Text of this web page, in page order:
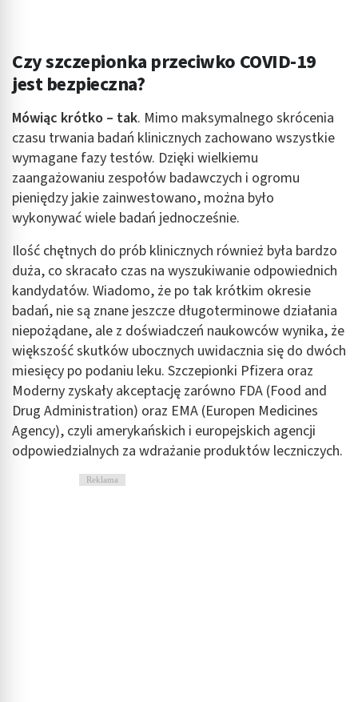
Czy szczepionka przeciwko COVID-19
jest bezpieczna?
Mówiąc krótko – tak. Mimo maksymalnego skrócenia
czasu trwania badań klinicznych zachowano wszystkie
wymagane fazy testów. Dzięki wielkiemu
zaangażowaniu zespołów badawczych i ogromu
pieniędzy jakie zainwestowano, można było
wykonywać wiele badań jednocześnie.
Ilość chętnych do prób klinicznych również była bardzo
duża, co skracało czas na wyszukiwanie odpowiednich
kandydatów. Wiadomo, że po tak krótkim okresie
badań, nie są znane jeszcze długoterminowe działania
niepożądane, ale z doświadczeń naukowców wynika, że
większość skutków ubocznych uwidacznia się do dwóch
miesięcy po podaniu leku. Szczepionki Pfizera oraz
Moderny zyskały akceptację zarówno FDA (Food and
Drug Administration) oraz EMA (Europen Medicines
Agency), czyli amerykańskich i europejskich agencji
odpowiedzialnych za wdrażanie produktów leczniczych.
Reklama